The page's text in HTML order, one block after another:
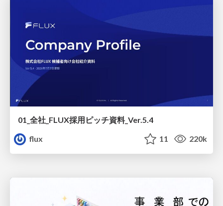
01_全社_FLUX採用ピッチ資料_Ver.5.4
flux
11 220k